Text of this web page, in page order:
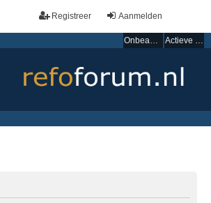
Aanmelden
Registreer
Onbeantwoorde onderwerpen Actieve onderwerpen